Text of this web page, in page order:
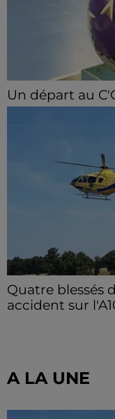
Un départ au
Quatre blessés
accident sur
A LA UNE